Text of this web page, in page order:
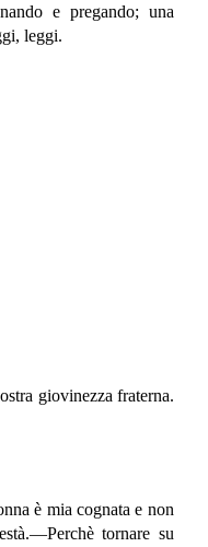
e pregando; una
leggi.
giovinezza fraterna.
è mia cognata e non
tornare su